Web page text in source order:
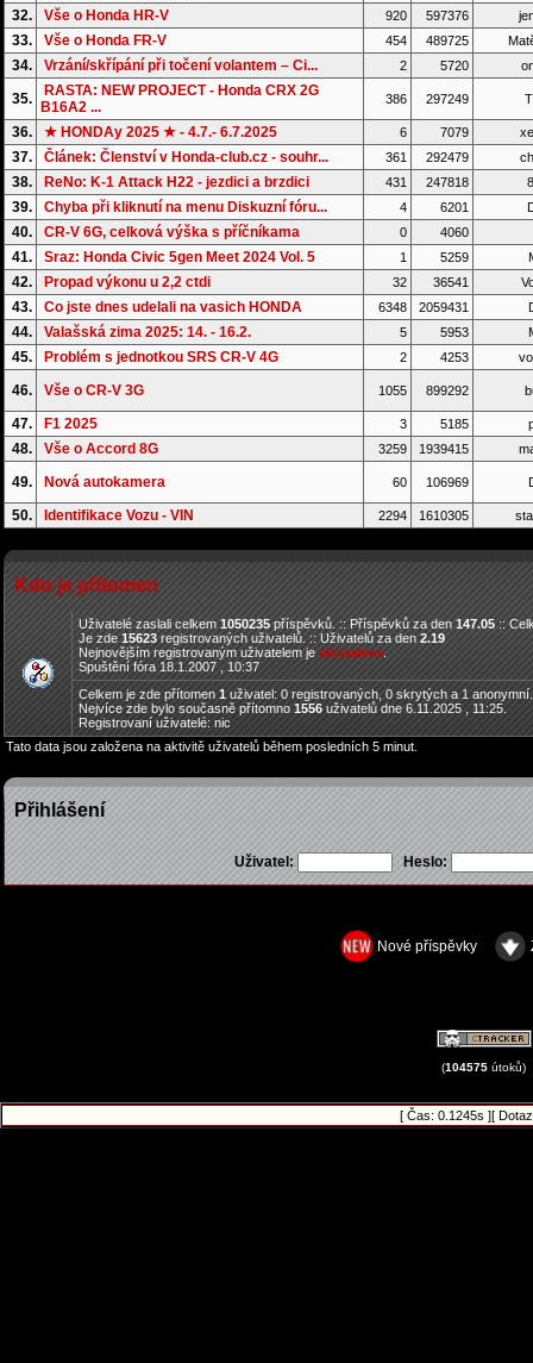
32. Vše o Honda HR-V 920 597376
33. Vše o Honda FR-V 454 489725
34. Vrzání/skřípání při točení volantem – Ci... 2 5720
35.
RASTA: NEW PROJECT - Honda CRX 2G
B16A2 ...
386 297249
36. ★ HONDAy 2025 ★ - 4.7.- 6.7.2025 6 7079
37. Článek: Členství v Honda-club.cz - souhr... 361 292479
38. ReNo: K-1 Attack H22 - jezdici a brzdici 431 247818
39. Chyba při kliknutí na menu Diskuzní fóru... 4 6201
40. CR-V 6G, celková výška s příčníkama 0 4060
41. Sraz: Honda Civic 5gen Meet 2024 Vol. 5 1 5259
42. Propad výkonu u 2,2 ctdi 32 36541
43. Co jste dnes udelali na vasich HONDA 6348 2059431
44. Valašská zima 2025: 14. - 16.2. 5 5953
45. Problém s jednotkou SRS CR-V 4G 2 4253
46. Vše o CR-V 3G 1055 899292
47. F1 2025 3 5185
48. Vše o Accord 8G 3259 1939415
49. Nová autokamera 60 106969
50. Identifikace Vozu - VIN 2294 1610305
Kdo je přítomen
Uživatelé zaslali celkem1050235příspěvků. :: Příspěvků za den147.05::
Je zde15623 registrovaných uživatelů. :: Uživatelů za den2.19
Nejnovějším registrovaným uživatelem jealiciaalves
Spuštění fóra 18.1.2007 , 10:37
Celkem je zde přítomen 1 uživatel: 0 registrovaných, 0 skrytých a 1
Nejvíce zde bylo současně přítomno 1556 uživatelů dne 6.11.2025 , 11:25.
Registrovaní uživatelé: nic
Tato data jsou založena na aktivitě uživatelů během posledních 5 minut.
Přihlášení
Uživatel: Heslo:
Nové příspěvky
(104575 útoků)
[ Čas: 0.1245s ][